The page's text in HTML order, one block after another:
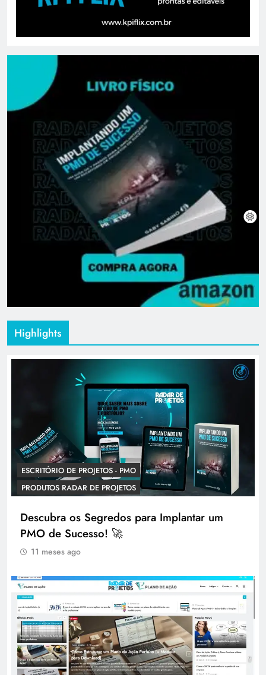
Highlights
ESCRITÓRIO DE PROJETOS - PMO
PRODUTOS RADAR DE PROJETOS
Descubra os Segredos para Implantar um
PMO de Sucesso! 🚀
11 meses ago